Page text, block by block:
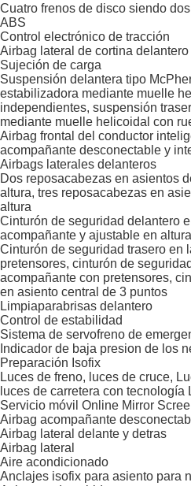
Cuatro frenos de disco siendo
ABS
Control electrónico de tracción
Airbag lateral de cortina delantero
Sujeción de carga
Suspensión delantera tipo
estabilizadora mediante muelle
independientes, suspensión
mediante muelle helicoidal con
Airbag frontal del conductor
acompañante desconectable y
Airbags laterales delanteros
Dos reposacabezas en asientos
altura, tres reposacabezas en
altura
Cinturón de seguridad delantero
acompañante y ajustable en
Cinturón de seguridad trasero en
pretensores, cinturón de
acompañante con pretensores,
en asiento central de 3 puntos
Limpiaparabrisas delantero
Control de estabilidad
Sistema de servofreno de
Indicador de baja presion de los
Preparación Isofix
Luces de freno, luces de cruce,
luces de carretera con tecnología
Servicio móvil Online Mirror
Airbag acompañante
Airbag lateral delante y detras
Airbag lateral
Aire acondicionado
Anclajes isofix para asiento para